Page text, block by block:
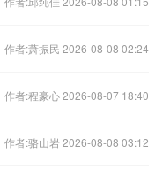
作者:萧振民 2026-08-08 02:24
作者:程豪心 2026-08-07 18:40
作者:骆山岩 2026-08-08 03:12